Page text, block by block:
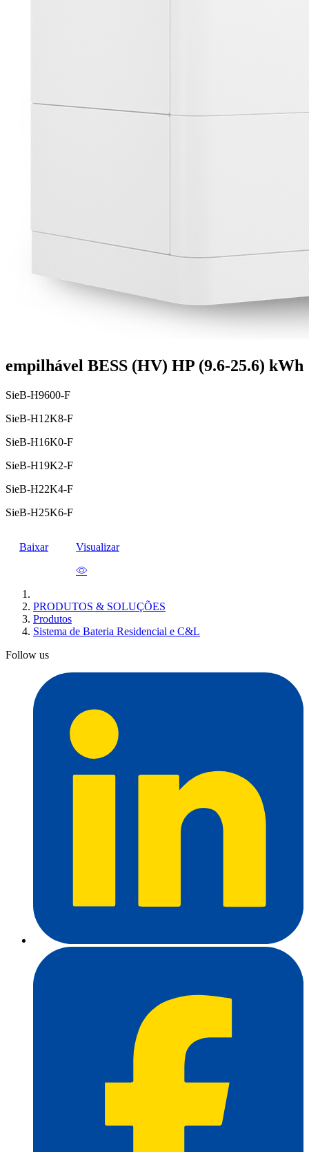
empilhável BESS (HV) HP (9.6-25.6) kWh
SieB-H9600-F
SieB-H12K8-F
SieB-H16K0-F
SieB-H19K2-F
SieB-H22K4-F
SieB-H25K6-F
Baixar Visualizar
PRODUTOS & SOLUÇÕES
Produtos
Sistema de Bateria Residencial e C&L
Follow us